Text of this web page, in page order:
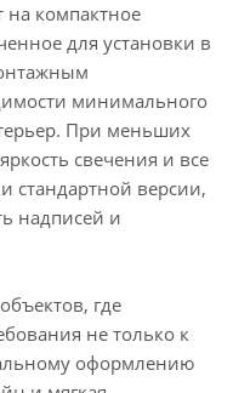
компактное
для установки в
минимального
При меньших
свечения и все
стандартной версии,
надписей и
где
не только к
оформлению